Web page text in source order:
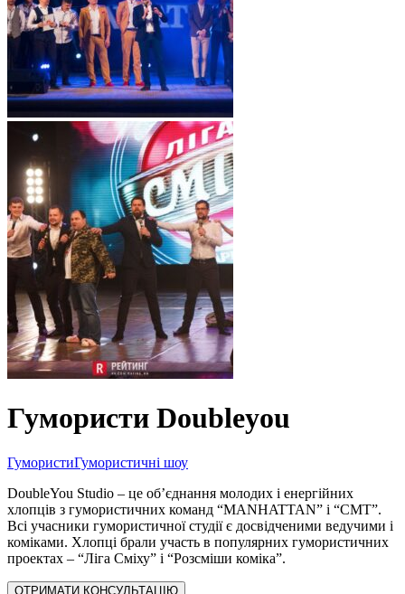
Гумористи Doubleyou
ГумористиГумористичні шоу
DoubleYou Studio – це об’єднання молодих і енергійних
хлопців з гумористичних команд “MANHATTAN” і “СМТ”.
Всі учасники гумористичної студії є досвідченими ведучими і
коміками. Хлопці брали участь в популярних гумористичних
проектах – “Ліга Сміху” і “Розсміши коміка”.
ОТРИМАТИ КОНСУЛЬТАЦІЮ